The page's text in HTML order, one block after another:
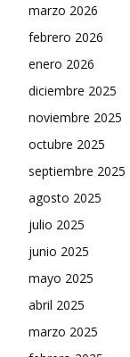
marzo 2026
febrero 2026
enero 2026
diciembre 2025
noviembre 2025
octubre 2025
septiembre 2025
agosto 2025
julio 2025
junio 2025
mayo 2025
abril 2025
marzo 2025